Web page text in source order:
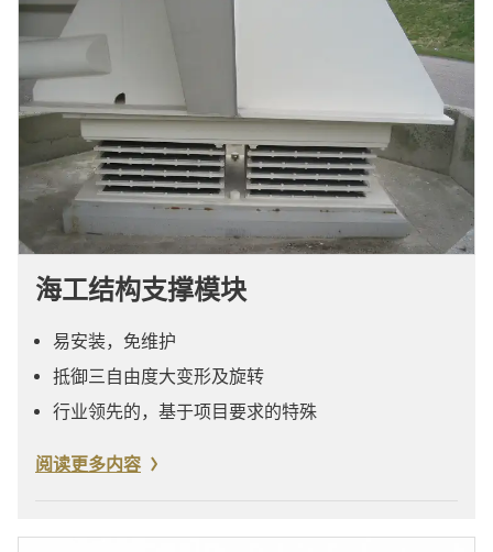
海工结构支撑模块
易安装，免维护
抵御三自由度大变形及旋转
行业领先的，基于项目要求的特殊
阅读更多内容